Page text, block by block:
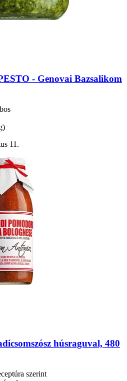
-​ Genovai Bazsalikom
11.
húsraguval, 480
szerint